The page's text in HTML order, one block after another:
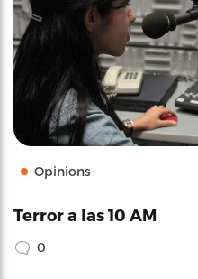
Opinions
Terror a las 10 AM
0